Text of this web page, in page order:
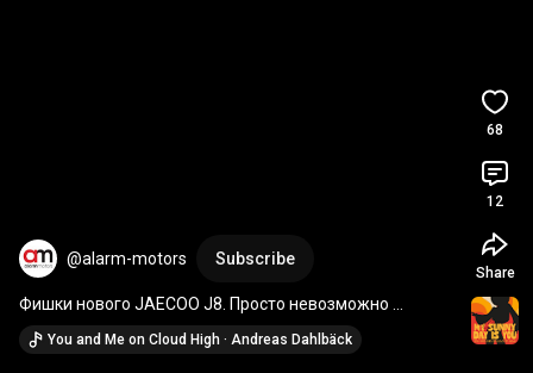
@alarm-motors Subscribe
Фишки нового JAECOO J8. Просто невозможно
оторвать взгляд #jaecoo#chery#luxury#jaecooj7
#shorts
You and Me on Cloud High · Andreas Dahlbäck
68
12
Share